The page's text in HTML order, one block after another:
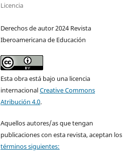
Licencia
Derechos de autor 2024 Revista
Iberoamericana de Educación
Esta obra está bajo una licencia
internacionalCreative Commons
Atribución 4.0.
Aquellos autores/as que tengan
publicaciones con esta revista, aceptan los
términos siguientes: